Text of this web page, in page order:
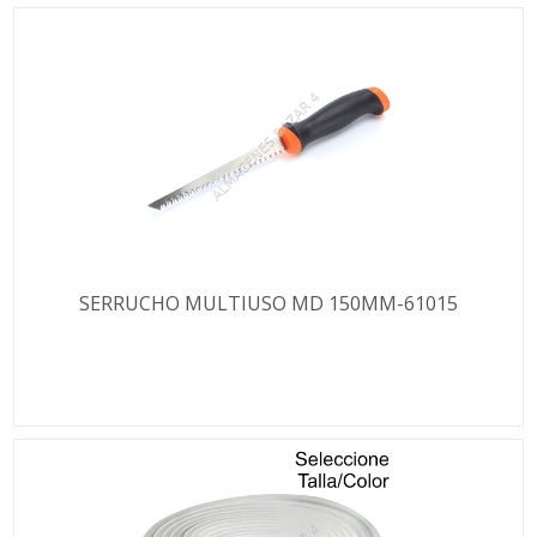
SERRUCHO MULTIUSO MD 150MM-61015